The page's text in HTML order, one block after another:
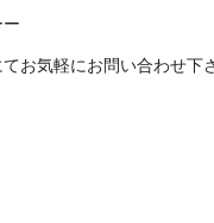
お気軽にお問い合わせ下